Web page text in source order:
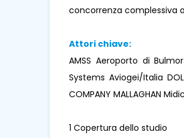
concorrenza complessiva
Attori chiave:
AMSS Aeroporto di
Systems Aviogei/Italia DOLL
COMPANY MALLAGHAN
1 Copertura dello studio